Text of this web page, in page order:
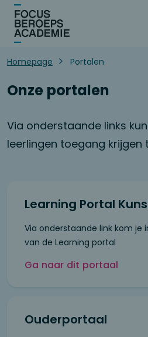
Homepage Portalen
Onze portalen
Via onderstaande links
leerlingen toegang krijgen
Learning Portal
Via onderstaande link kom je
van de Learning portal
Ga naar dit portaal
Ouderportaal